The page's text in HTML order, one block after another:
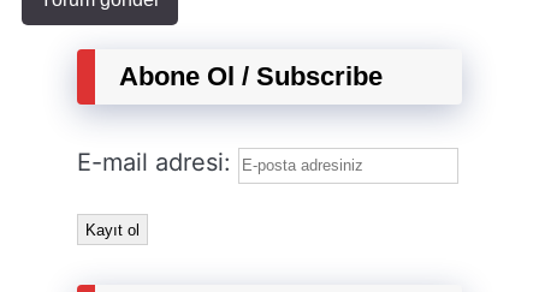
Abone Ol / Subscribe
E-mail adresi: